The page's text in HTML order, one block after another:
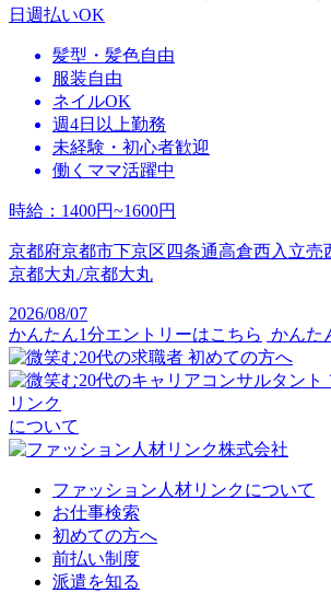
日週払いOK
髪型・髪色自由
服装自由
ネイルOK
週4日以上勤務
未経験・初心者歓迎
働くママ活躍中
時給 ： 1400円~1600円
京都府京都市下京区四条通高倉西入立売
京都大丸/京都大丸
2026/08/07
かんたん1分エントリーはこちら かんた
初めての方へ
リンク
について
ファッション人材リンクについて
お仕事検索
初めての方へ
前払い制度
派遣を知る